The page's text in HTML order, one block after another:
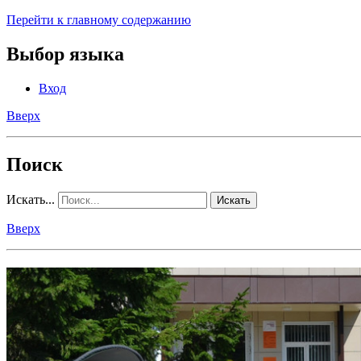
Перейти к главному содержанию
Выбор языка
Вход
Вверх
Поиск
Искать... Искать
Вверх